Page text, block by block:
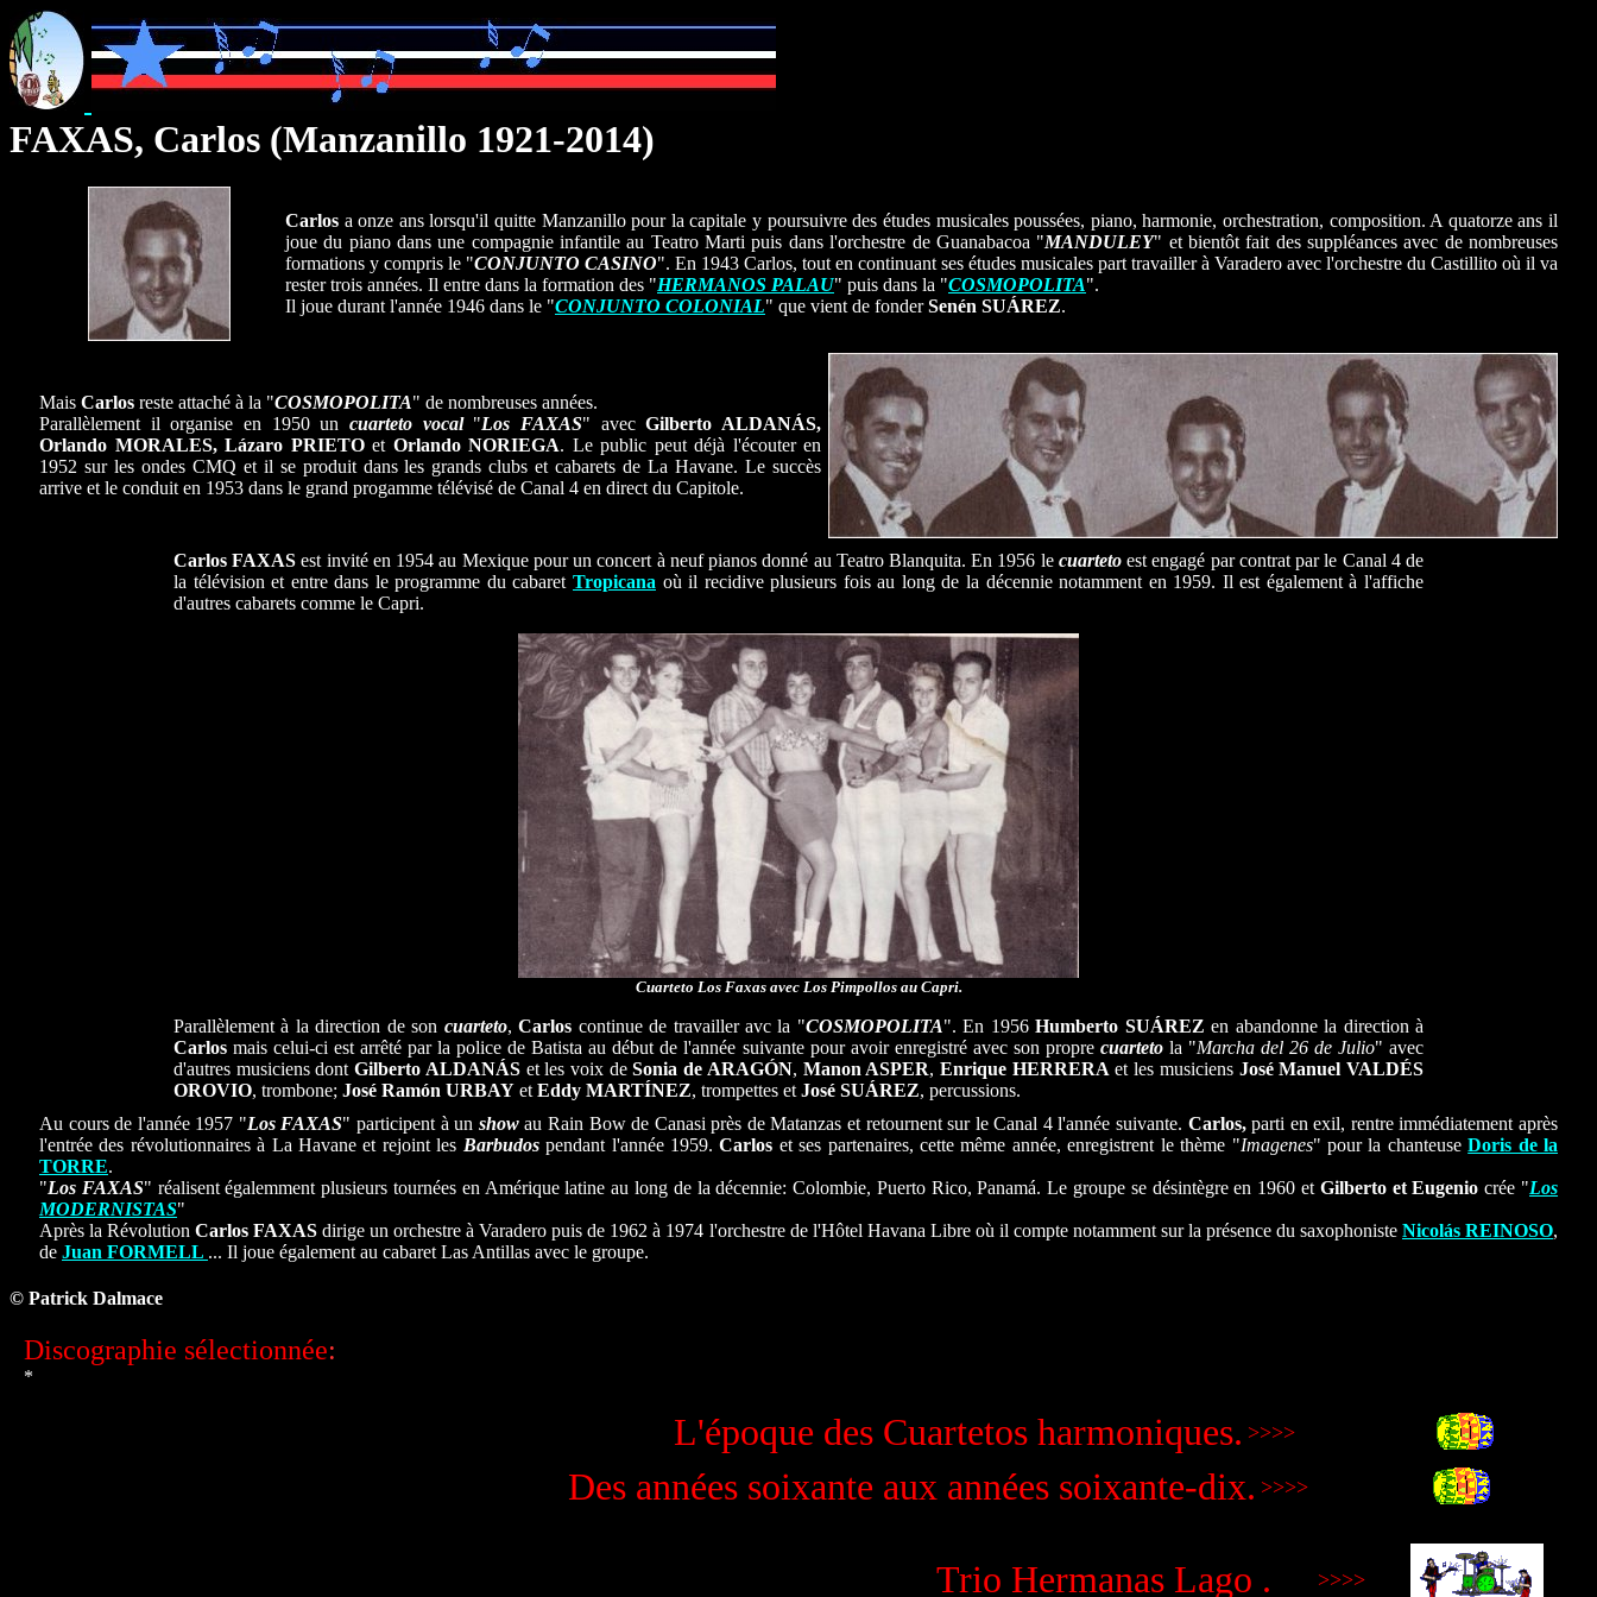
FAXAS, Carlos (Manzanillo 1921-2014)
Carlos a onze ans lorsqu'il quitte Manzanillo pour la capitale y poursuivre des études musicales poussées, piano, harmonie, orchestration, composition. A quatorze ans il
joue du piano dans une compagnie infantile au Teatro Marti puis dans l'orchestre de Guanabacoa "MANDULEY" et bientôt fait des suppléances avec de nombreuses
formations y compris le "CONJUNTO CASINO". En 1943 Carlos, tout en continuant ses études musicales part travailler à Varadero avec l'orchestre du Castillito où il va
rester trois années. Il entre dans la formation des "HERMANOS PALAU" puis dans la "COSMOPOLITA".
Il joue durant l'année 1946 dans le "CONJUNTO COLONIAL" que vient de fonderSenén SUÁREZ.
Mais Carlos reste attaché à la "COSMOPOLITA" de nombreuses années.
Parallèlement il organise en 1950 un cuarteto vocal"Los FAXAS" avecGilberto ALDANÁS,
Orlando MORALES, Lázaro PRIETOet Orlando NORIEGA. Le public peut déjà l'écouter en
1952 sur les ondes CMQ et il se produit dans les grands clubs et cabarets de La Havane. Le succès
arrive et le conduit en 1953 dans le grand progamme télévisé de Canal 4 en direct du Capitole.
Carlos FAXAS est invité en 1954 au Mexique pour un concert à neuf pianos donné au Teatro Blanquita. En 1956 le cuartetoest engagé par contrat par le Canal 4 de
la télévision et entre dans le programme du cabaret Tropicana où il recidive plusieurs fois au long de la décennie notamment en 1959. Il est également à l'affiche
d'autres cabarets comme le Capri.
Cuarteto Los Faxas avec Los Pimpollos au Capri.
Parallèlement à la direction de son cuarteto,Carlos continue de travailler avc la "COSMOPOLITA". En 1956Humberto SUÁREZ en abandonne la direction à
Carlosmais celui-ci est arrêté par la police de Batista au début de l'année suivante pour avoir enregistré avec son propre cuartetola "Marcha del 26 de Julio" avec
d'autres musiciens dontGilberto ALDANÁSet les voix deSonia de ARAGÓN, Manon ASPER,Enrique HERRERA et les musiciens José Manuel VALDÉS
OROVIO, trombone; José Ramón URBAY et Eddy MARTÍNEZ, trompettes et José SUÁREZ, percussions.
Au cours de l'année 1957 "Los FAXAS" participent à un showau Rain Bow de Canasi près de Matanzas et retournent sur le Canal 4 l'année suivante. Carlos,parti en exil, rentre immédiatement après
l'entrée des révolutionnaires à La Havane et rejoint les Barbudospendant l'année 1959.Carlos et ses partenaires, cette même année, enregistrent le thème "Imagenes" pour la chanteuseDoris de la
TORRE.
"Los FAXAS" réalisent égalemment plusieurs tournées en Amérique latine au long de la décennie: Colombie, Puerto Rico, Panamá. Le groupe se désintègre en 1960 et Gilberto et Eugenio crée "Los
MODERNISTAS"
Après la RévolutionCarlos FAXAS dirige un orchestre à Varadero puis de 1962 à 1974 l'orchestre de l'Hôtel Havana Libre où il compte notamment sur la présence du saxophoniste Nicolás REINOSO,
de Juan FORMELL ... Il joue également au cabaret Las Antillas avec le groupe.
© Patrick Dalmace
Discographie sélectionnée:
*
L'époque des Cuartetos harmoniques. >>>>
Des années soixante aux années soixante-dix. >>>>
Trio Hermanas Lago . >>>>